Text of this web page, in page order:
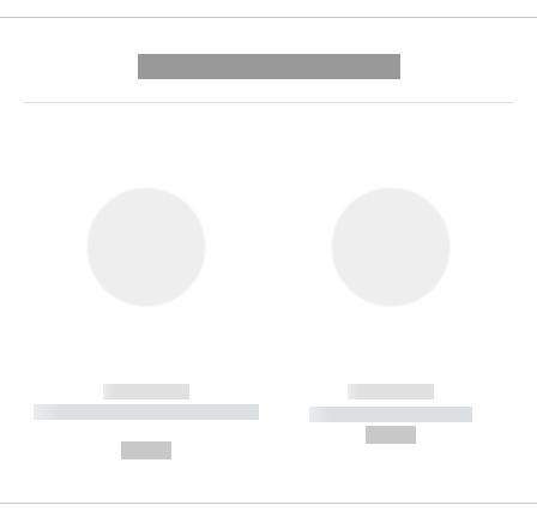
------------
----------- ----------- --------
------------
----------- -----------